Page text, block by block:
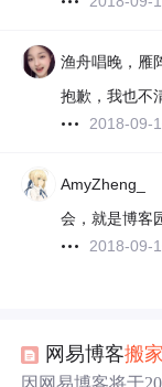
渔舟唱晚，雁
抱歉，我也不
2018-09-
AmyZheng_
会，就是博客
2018-09-
网易博客搬家